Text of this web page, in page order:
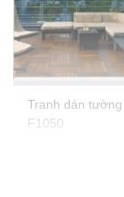
Tranh dán
F1050